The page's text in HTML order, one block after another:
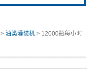
>油类灌装机 > 12000瓶每小时